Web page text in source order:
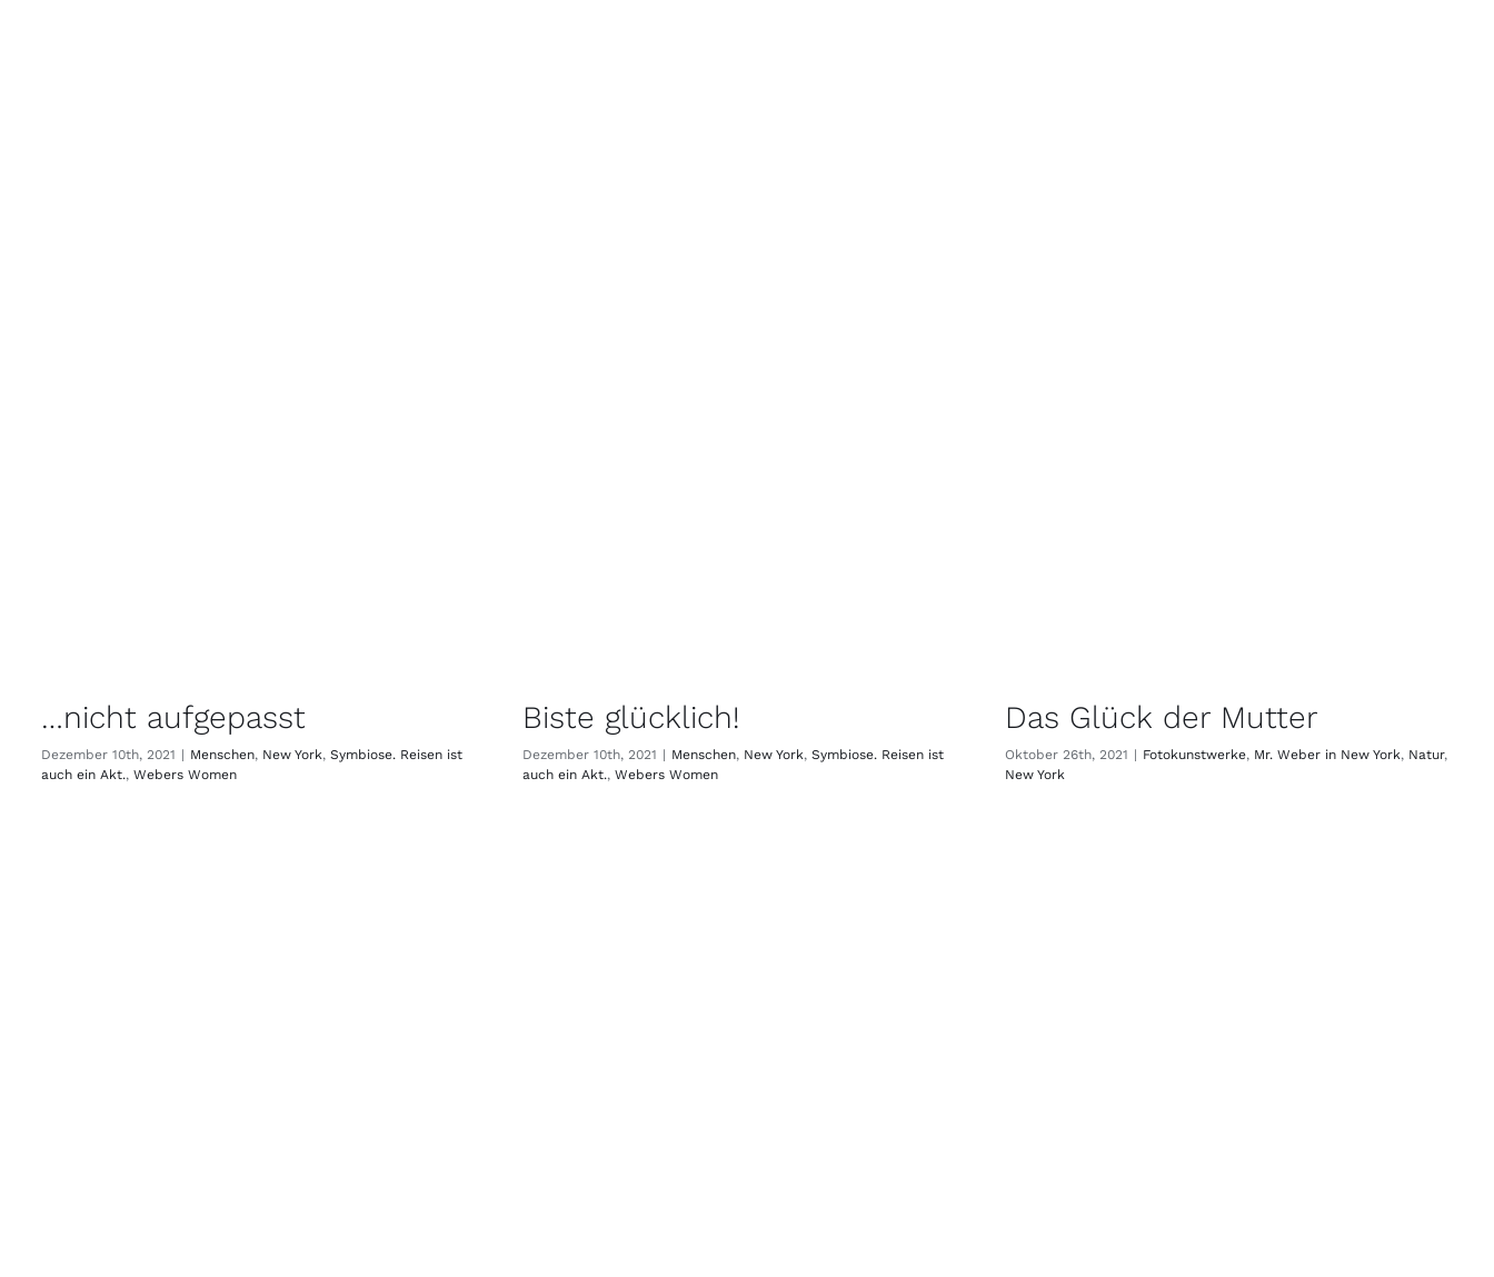
…nicht aufgepasst
Dezember 10th, 2021 | Menschen, New York, Symbiose. Reisen ist
auch ein Akt., Webers Women
Biste glücklich!
Dezember 10th, 2021 | Menschen, New York,Symbiose. Reisen ist
auch ein Akt.,Webers Women
Das Glück der Mutter
Oktober 26th, 2021 | Fotokunstwerke, Mr. Weber in New York, Natur,
New York